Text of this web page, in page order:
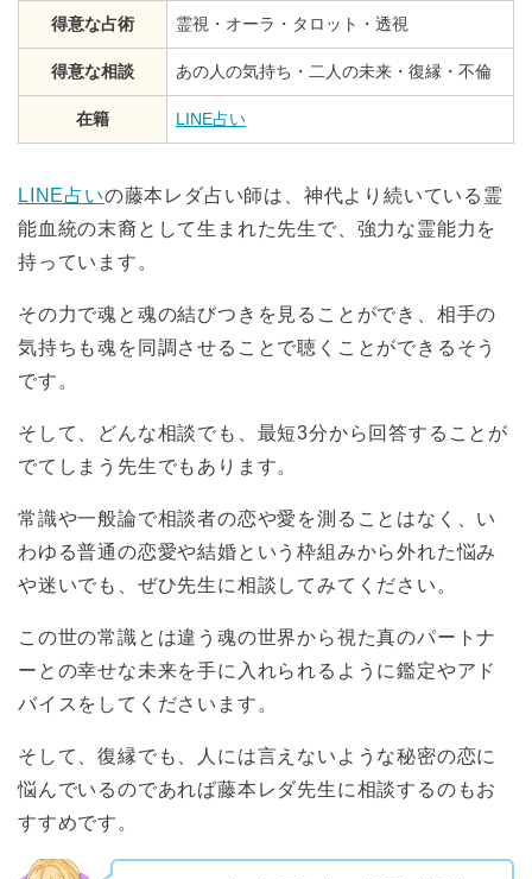
得意な占術 霊視・オーラ・タロット・透視
得意な相談 あの人の気持ち・二人の未来・復縁・不倫
在籍 LINE占い
LINE占いの藤本レダ占い師は、神代より続いている霊
能血統の末裔として生まれた先生で、強力な霊能力を
持っています。
その力で魂と魂の結びつきを見ることができ、相手の
気持ちも魂を同調させることで聴くことができるそう
です。
そして、どんな相談でも、最短3分から回答することが
でてしまう先生でもあります。
常識や一般論で相談者の恋や愛を測ることはなく、い
わゆる普通の恋愛や結婚という枠組みから外れた悩み
や迷いでも、ぜひ先生に相談してみてください。
この世の常識とは違う魂の世界から視た真のパートナ
ーとの幸せな未来を手に入れられるように鑑定やアド
バイスをしてくださいます。
そして、復縁でも、人には言えないような秘密の恋に
悩んでいるのであれば藤本レダ先生に相談するのもお
すすめです。